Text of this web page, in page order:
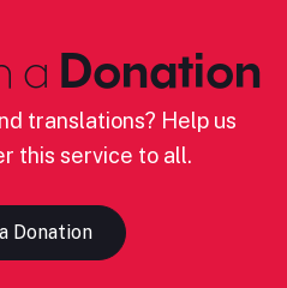
a Donation
translations? Help us
this service to all.
Donation